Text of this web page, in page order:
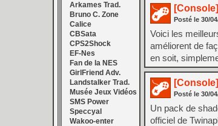
Arkames Trad.
Bruno C. Zone
Calice
CBSata
CPS2Shock
EF-Nes
Fan de la NES
GirlFriend Adv.
Landstalker Trad.
Musée Jeux Vidéos
SMS Power
Speccyal
Wakoo-enter
[Console]
Posté le 30/
Voici les
améliorent de
en soit,
[Console]
Posté le 30/
Un pack de
officiel de